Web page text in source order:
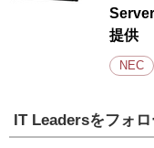
提供
NEC
IT Leadersをフォ